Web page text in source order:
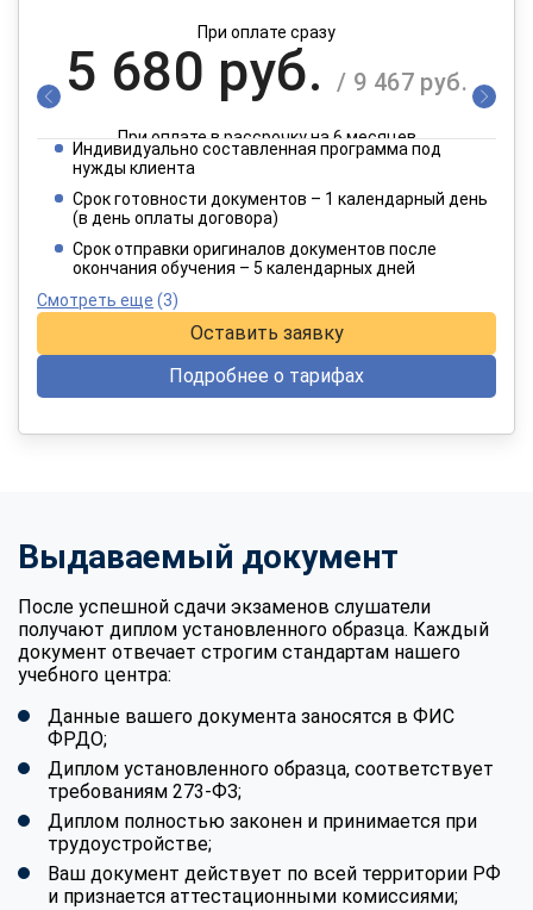
При оплате сразу
5 680 руб. / 9 467 руб.
При оплате в рассрочку на 6 месяцев
2 840 руб. / 4 734 руб.
При оплате в рассрочку на 12 месяцев
Индивидуально составленная программа под
нужды клиента
Срок готовности документов – 1 календарный день
(в день оплаты договора)
Срок отправки оригиналов документов после
окончания обучения – 5 календарных дней
Смотреть еще (3)
Оставить заявку
Подробнее о тарифах
Выдаваемый документ
После успешной сдачи экзаменов слушатели
получают диплом установленного образца. Каждый
документ отвечает строгим стандартам нашего
учебного центра:
Данные вашего документа заносятся в ФИС
ФРДО;
Диплом установленного образца, соответствует
требованиям 273-ФЗ;
Диплом полностью законен и принимается при
трудоустройстве;
Ваш документ действует по всей территории РФ
и признается аттестационными комиссиями;